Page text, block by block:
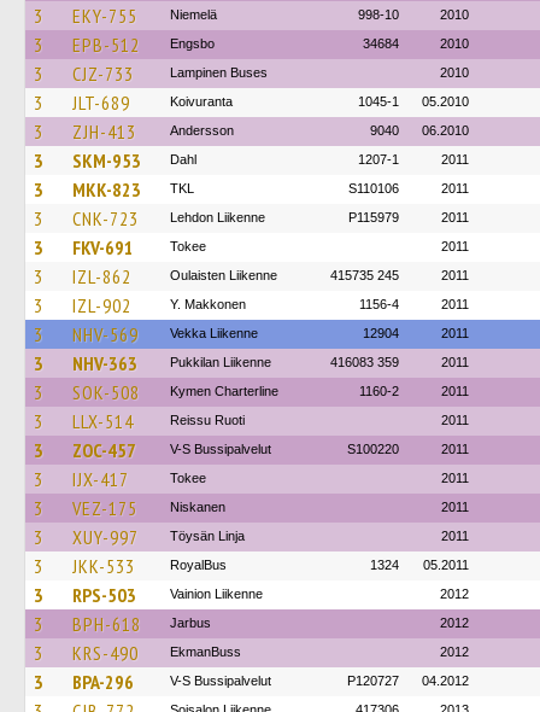
3 EKY-755 Niemelä 998-10 2010
3 EPB-512 Engsbo 34684 2010
3 CJZ-733 Lampinen Buses 2010
3 JLT-689 Koivuranta 1045-1 05.2010
3 ZJH-413 Andersson 9040 06.2010
3 SKM-953 Dahl 1207-1 2011
3 MKK-823 TKL S110106 2011
3 CNK-723 Lehdon Liikenne P115979 2011
3 FKV-691 Tokee 2011
3 IZL-862 Oulaisten Liikenne 415735 245 2011
3 IZL-902 Y. Makkonen 1156-4 2011
3 NHV-569 Vekka Liikenne 12904 2011
3 NHV-363 Pukkilan Liikenne 416083 359 2011
3 SOK-508 Kymen Charterline 1160-2 2011
3 LLX-514 Reissu Ruoti 2011
3 ZOC-457 V-S Bussipalvelut S100220 2011
3 IJX-417 Tokee 2011
3 VEZ-175 Niskanen 2011
3 XUY-997 Töysän Linja 2011
3 JKK-533 RoyalBus 1324 05.2011
3 RPS-503 Vainion Liikenne 2012
3 BPH-618 Jarbus 2012
3 KRS-490 EkmanBuss 2012
3 BPA-296 V-S Bussipalvelut P120727 04.2012